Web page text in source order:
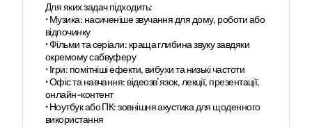
Для яких задач підходить:
• Музика: насиченіше звучання для дому, роботи або
відпочинку
• Фільми та серіали: краща глибина звуку завдяки
окремому сабвуферу
• Ігри: помітніші ефекти, вибухи та низькі частоти
• Офіс та навчання: відеозв’язок, лекції, презентації,
онлайн-контент
• Ноутбук або ПК: зовнішня акустика для щоденного
використання